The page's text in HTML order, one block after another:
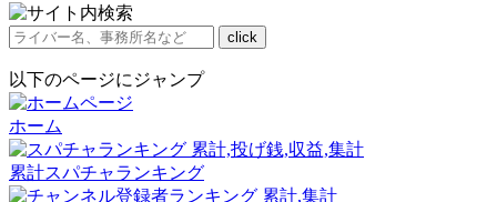
以下のページにジャンプ
ホーム
累計スパチャランキング